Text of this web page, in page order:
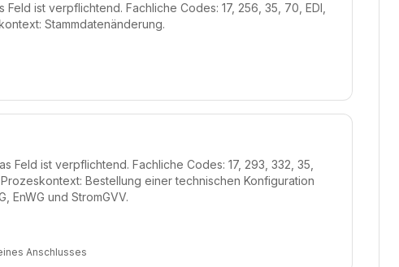
ist verpflichtend. Fachliche Codes: 17, 256, 35, 70, EDI,
Stammdatenänderung.
Feld ist verpflichtend. Fachliche Codes: 17, 293, 332, 35,
Prozeskontext: Bestellung einer technischen Konfiguration
EnWG und StromGVV.
Anschlusses